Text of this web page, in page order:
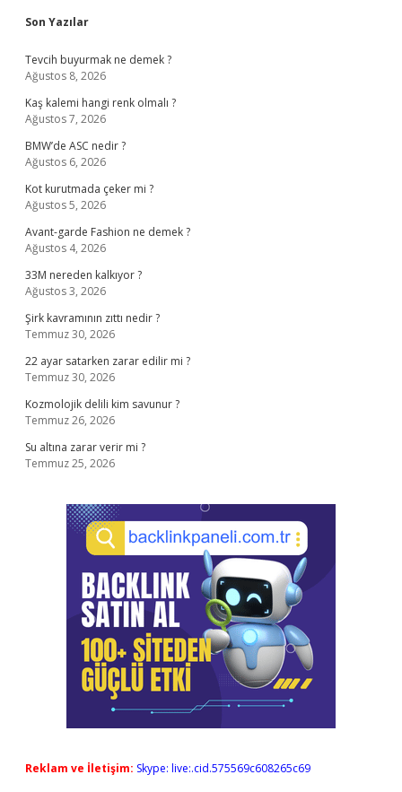
Sidebar
Son Yazılar
Tevcih buyurmak ne demek ?
Ağustos 8, 2026
Kaş kalemi hangi renk olmalı ?
Ağustos 7, 2026
BMW’de ASC nedir ?
Ağustos 6, 2026
Kot kurutmada çeker mi ?
Ağustos 5, 2026
Avant-garde Fashion ne demek ?
Ağustos 4, 2026
33M nereden kalkıyor ?
Ağustos 3, 2026
Şirk kavramının zıttı nedir ?
Temmuz 30, 2026
22 ayar satarken zarar edilir mi ?
Temmuz 30, 2026
Kozmolojik delili kim savunur ?
Temmuz 26, 2026
Su altına zarar verir mi ?
Temmuz 25, 2026
Reklam ve İletişim: Skype: live:.cid.575569c608265c69